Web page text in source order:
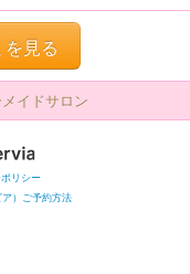
見る
イドサロン
リシー
）ご予約方法